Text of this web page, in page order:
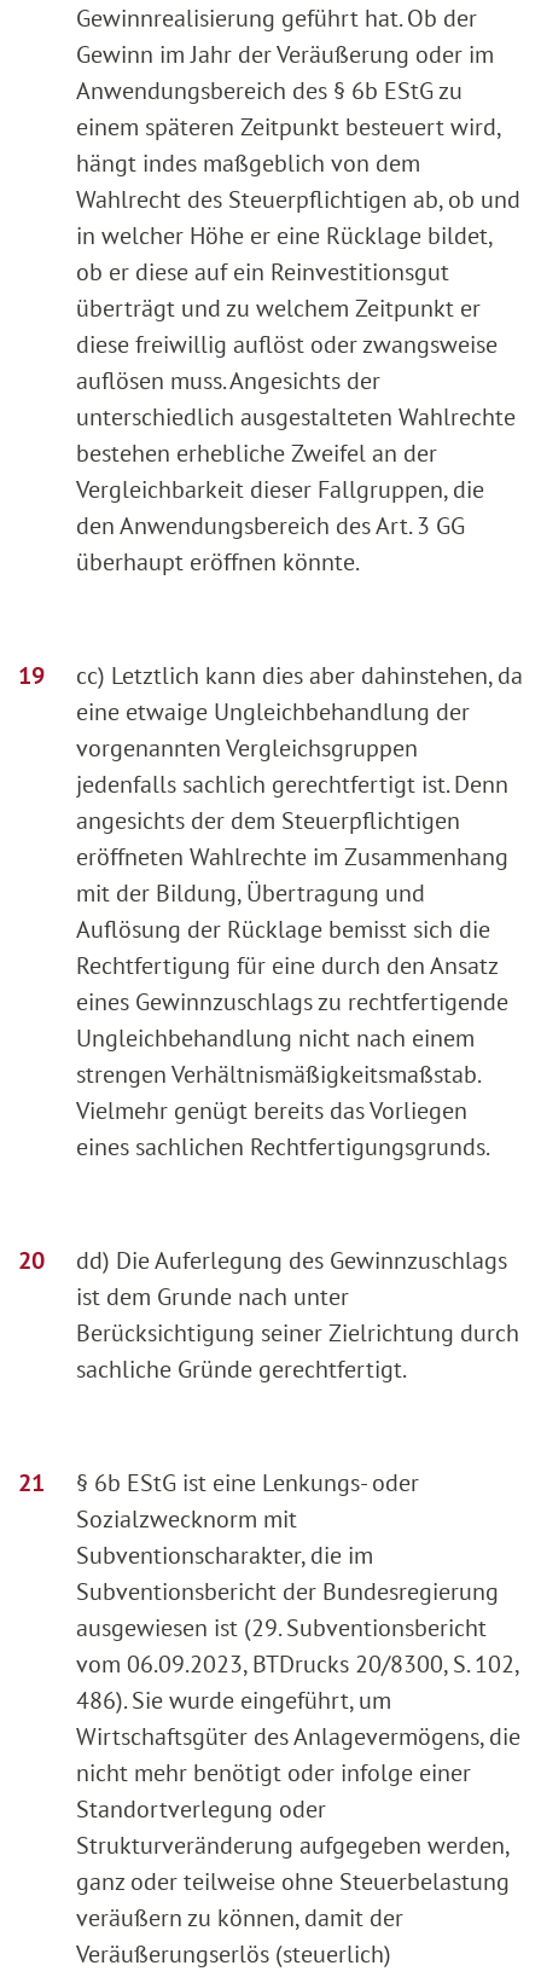
Gewinnrealisierung geführt hat. Ob der
Gewinn im Jahr der Veräußerung oder im
Anwendungsbereich des § 6b EStG zu
einem späteren Zeitpunkt besteuert wird,
hängt indes maßgeblich von dem
Wahlrecht des Steuerpflichtigen ab, ob und
in welcher Höhe er eine Rücklage bildet,
ob er diese auf ein Reinvestitionsgut
überträgt und zu welchem Zeitpunkt er
diese freiwillig auflöst oder zwangsweise
auflösen muss. Angesichts der
unterschiedlich ausgestalteten Wahlrechte
bestehen erhebliche Zweifel an der
Vergleichbarkeit dieser Fallgruppen, die
den Anwendungsbereich des Art. 3 GG
überhaupt eröffnen könnte.
cc) Letztlich kann dies aber dahinstehen, da
eine etwaige Ungleichbehandlung der
vorgenannten Vergleichsgruppen
jedenfalls sachlich gerechtfertigt ist. Denn
angesichts der dem Steuerpflichtigen
eröffneten Wahlrechte im Zusammenhang
mit der Bildung, Übertragung und
Auflösung der Rücklage bemisst sich die
Rechtfertigung für eine durch den Ansatz
eines Gewinnzuschlags zu rechtfertigende
Ungleichbehandlung nicht nach einem
strengen Verhältnismäßigkeitsmaßstab.
Vielmehr genügt bereits das Vorliegen
eines sachlichen Rechtfertigungsgrunds.
dd) Die Auferlegung des Gewinnzuschlags
ist dem Grunde nach unter
Berücksichtigung seiner Zielrichtung durch
sachliche Gründe gerechtfertigt.
§ 6b EStG ist eine Lenkungs- oder
Sozialzwecknorm mit
Subventionscharakter, die im
Subventionsbericht der Bundesregierung
ausgewiesen ist (29. Subventionsbericht
vom 06.09.2023, BTDrucks 20/8300, S. 102,
486). Sie wurde eingeführt, um
Wirtschaftsgüter des Anlagevermögens, die
nicht mehr benötigt oder infolge einer
Standortverlegung oder
Strukturveränderung aufgegeben werden,
ganz oder teilweise ohne Steuerbelastung
veräußern zu können, damit der
Veräußerungserlös (steuerlich)